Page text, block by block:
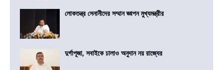
লোকতন্ত্র সেনানীদের সম্মান জ্ঞাপন মুখ্যমন্ত্রীর
দুর্গাপূজা, সবাইকে ঢালাও অনুদান নয় রাজ্যের